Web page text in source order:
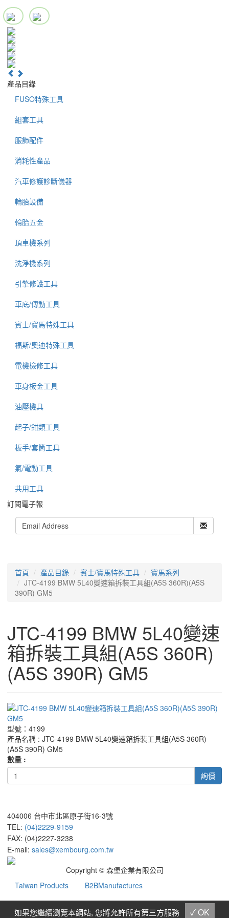
產品目錄
FUSO特殊工具
組套工具
服飾配件
消耗性產品
汽車修護診斷儀器
輪胎設備
輪胎五金
頂車機系列
洗淨機系列
引擎修護工具
車底/傳動工具
賓士/寶馬特殊工具
福斯/奧迪特殊工具
電機檢修工具
車身板金工具
油壓機具
起子/鉗類工具
板手/套筒工具
氣/電動工具
共用工具
訂閱電子報
首頁 產品目錄 賓士/寶馬特殊工具
寶馬系列
JTC-4199 BMW 5L40變速箱拆裝工具組(A5S 360R)(A5S
390R) GM5
JTC-4199 BMW 5L40變速
箱拆裝工具組(A5S 360R)
(A5S 390R) GM5
型號：4199
產品名稱 : JTC-4199 BMW 5L40變速箱拆裝工具組(A5S 360R)
(A5S 390R) GM5
數量 :
詢價
404006 台中市北區原子街16-3號
TEL: (04)2229-9159
FAX: (04)2227-3238
E-mail: sales@xembourg.com.tw
Copyright © 森堡企業有限公司
Taiwan Products
B2BManufactures
如果您繼續瀏覽本網站, 您將允許所有第三方服務 ✓ OK